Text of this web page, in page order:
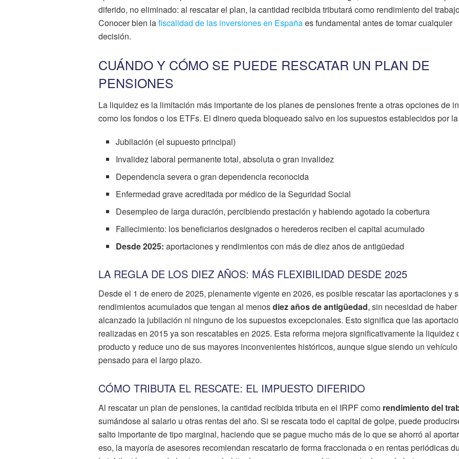
diferido, no eliminado: al rescatar el plan, la cantidad recibida tributará como rendimiento del
Conocer bien lafiscalidad de las inversiones en Españaes fundamental antes de tomar cualquier
decisión.
CUÁNDO Y CÓMO SE PUEDE RESCATAR UN PLAN DE
PENSIONES
La liquidez es la limitación más importante de los planes de pensiones frente a otras opciones de
como los fondos o los ETFs. El dinero queda bloqueado salvo en los supuestos establecidos por
Jubilación (el supuesto principal)
Invalidez laboral permanente total, absoluta o gran invalidez
Dependencia severa o gran dependencia reconocida
Enfermedad grave acreditada por médico de la Seguridad Social
Desempleo de larga duración, percibiendo prestación y habiendo agotado la cobertura
Fallecimiento: los beneficiarios designados o herederos reciben el capital acumulado
Desde 2025: aportaciones y rendimientos con más de diez años de antigüedad
LA REGLA DE LOS DIEZ AÑOS: MÁS FLEXIBILIDAD DESDE 2025
Desde el 1 de enero de 2025, plenamente vigente en 2026, es posible rescatar las aportaciones y
rendimientos acumulados que tengan al menosdiez años de antigüedad, sin necesidad de haber
alcanzado la jubilación ni ninguno de los supuestos excepcionales. Esto significa que las
realizadas en 2015 ya son rescatables en 2025. Esta reforma mejora significativamente la liquidez
producto y reduce uno de sus mayores inconvenientes históricos, aunque sigue siendo un vehículo
pensado para el largo plazo.
CÓMO TRIBUTA EL RESCATE: EL IMPUESTO DIFERIDO
Al rescatar un plan de pensiones, la cantidad recibida tributa en el IRPF como rendimiento del
sumándose al salario u otras rentas del año. Si se rescata todo el capital de golpe, puede
salto importante de tipo marginal, haciendo que se pague mucho más de lo que se ahorró al
eso, la mayoría de asesores recomiendan rescatarlo de forma fraccionada o en rentas periódicas